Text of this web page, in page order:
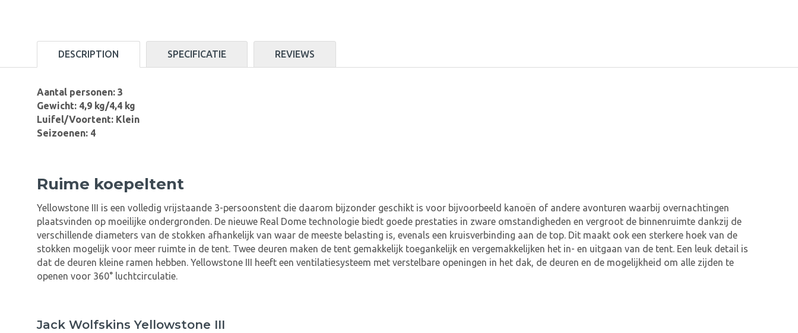
DESCRIPTION SPECIFICATIE REVIEWS
Aantal personen: 3
Gewicht: 4,9 kg/4,4 kg
Luifel/Voortent: Klein
Seizoenen: 4
Ruime koepeltent
Yellowstone III is een volledig vrijstaande 3-persoonstent die daarom bijzonder geschikt is voor bijvoorbeeld kanoën of andere avonturen waarbij overnachtingen
plaatsvinden op moeilijke ondergronden. De nieuwe Real Dome technologie biedt goede prestaties in zware omstandigheden en vergroot de binnenruimte dankzij de
verschillende diameters van de stokken afhankelijk van waar de meeste belasting is, evenals een kruisverbinding aan de top. Dit maakt ook een sterkere hoek van de
stokken mogelijk voor meer ruimte in de tent. Twee deuren maken de tent gemakkelijk toegankelijk en vergemakkelijken het in- en uitgaan van de tent. Een leuk detail is
dat de deuren kleine ramen hebben. Yellowstone III heeft een ventilatiesysteem met verstelbare openingen in het dak, de deuren en de mogelijkheid om alle zijden te
openen voor 360° luchtcirculatie.
Jack Wolfskins Yellowstone III